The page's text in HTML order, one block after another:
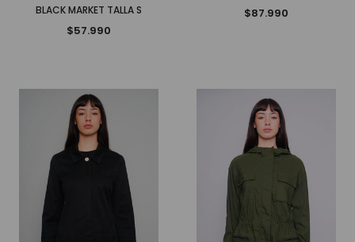
BLACK MARKET TALLA S
$57.990
$87.990